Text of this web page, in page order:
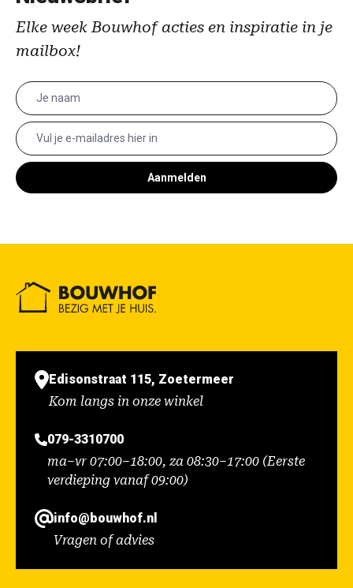
Elke week Bouwhof acties en inspiratie in je
mailbox!
Aanmelden
Edisonstraat 115, Zoetermeer
Kom langs in onze winkel
079-3310700
ma–vr 07:00–18:00, za 08:30–17:00 (Eerste
verdieping vanaf 09:00)
info@bouwhof.nl
Vragen of advies